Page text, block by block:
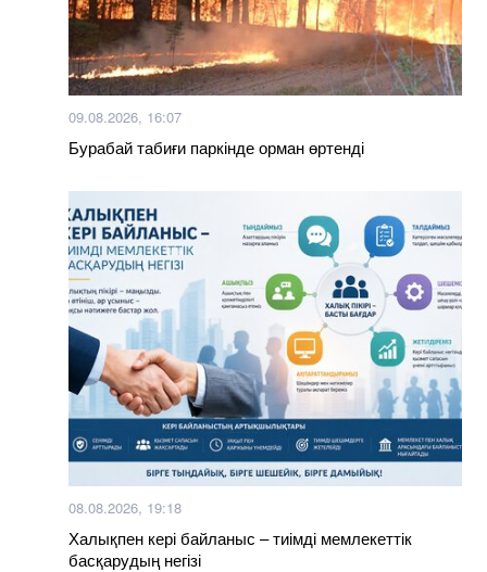
09.08.2026, 16:07
Бурабай табиғи паркінде орман өртенді
08.08.2026, 19:18
Халықпен кері байланыс – тиімді мемлекеттік
басқарудың негізі